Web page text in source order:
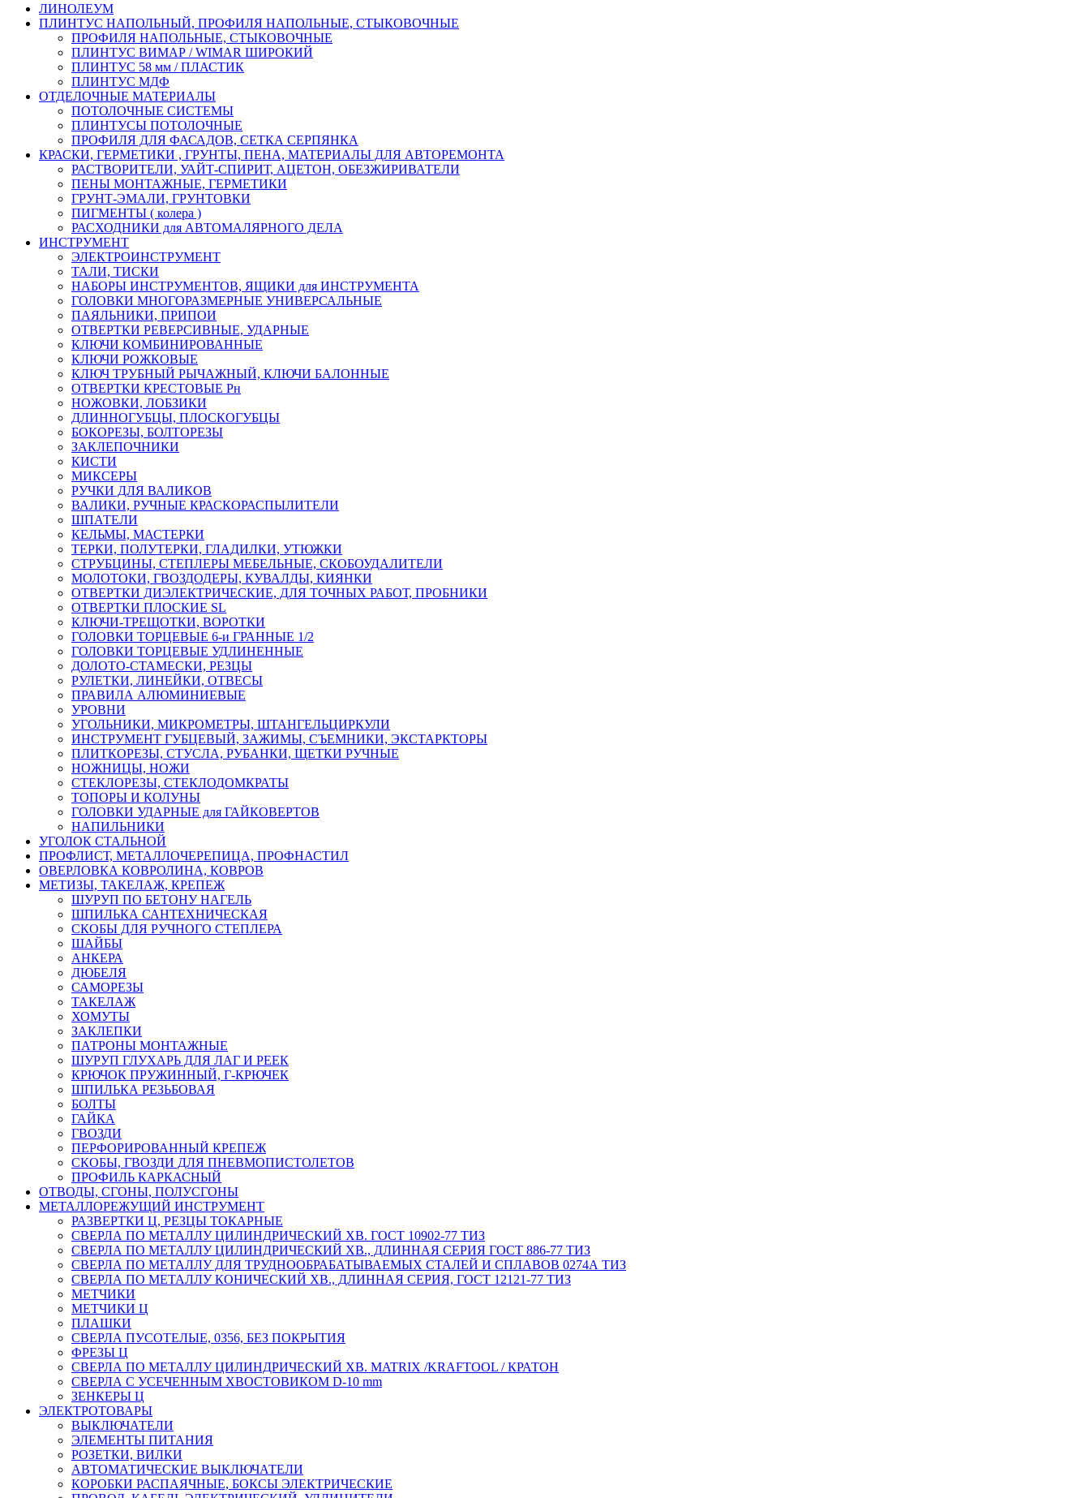
ЛИНОЛЕУМ
ПЛИНТУС НАПОЛЬНЫЙ, ПРОФИЛЯ НАПОЛЬНЫЕ, СТЫКОВОЧНЫЕ
ПРОФИЛЯ НАПОЛЬНЫЕ, СТЫКОВОЧНЫЕ
ПЛИНТУС ВИМАР / WIMAR ШИРОКИЙ
ПЛИНТУС 58 мм / ПЛАСТИК
ПЛИНТУС МДФ
ОТДЕЛОЧНЫЕ МАТЕРИАЛЫ
ПОТОЛОЧНЫЕ СИСТЕМЫ
ПЛИНТУСЫ ПОТОЛОЧНЫЕ
ПРОФИЛЯ ДЛЯ ФАСАДОВ, СЕТКА СЕРПЯНКА
КРАСКИ, ГЕРМЕТИКИ , ГРУНТЫ, ПЕНА, МАТЕРИАЛЫ ДЛЯ АВТОРЕМОНТА
РАСТВОРИТЕЛИ, УАЙТ-СПИРИТ, АЦЕТОН, ОБЕЗЖИРИВАТЕЛИ
ПЕНЫ МОНТАЖНЫЕ, ГЕРМЕТИКИ
ГРУНТ-ЭМАЛИ, ГРУНТОВКИ
ПИГМЕНТЫ ( колера )
РАСХОДНИКИ для АВТОМАЛЯРНОГО ДЕЛА
ИНСТРУМЕНТ
ЭЛЕКТРОИНСТРУМЕНТ
ТАЛИ, ТИСКИ
НАБОРЫ ИНСТРУМЕНТОВ, ЯЩИКИ для ИНСТРУМЕНТА
ГОЛОВКИ МНОГОРАЗМЕРНЫЕ УНИВЕРСАЛЬНЫЕ
ПАЯЛЬНИКИ, ПРИПОИ
ОТВЕРТКИ РЕВЕРСИВНЫЕ, УДАРНЫЕ
КЛЮЧИ КОМБИНИРОВАННЫЕ
КЛЮЧИ РОЖКОВЫЕ
КЛЮЧ ТРУБНЫЙ РЫЧАЖНЫЙ, КЛЮЧИ БАЛОННЫЕ
ОТВЕРТКИ КРЕСТОВЫЕ Рн
НОЖОВКИ, ЛОБЗИКИ
ДЛИННОГУБЦЫ, ПЛОСКОГУБЦЫ
БОКОРЕЗЫ, БОЛТОРЕЗЫ
ЗАКЛЕПОЧНИКИ
КИСТИ
МИКСЕРЫ
РУЧКИ ДЛЯ ВАЛИКОВ
ВАЛИКИ, РУЧНЫЕ КРАСКОРАСПЫЛИТЕЛИ
ШПАТЕЛИ
КЕЛЬМЫ, МАСТЕРКИ
ТЕРКИ, ПОЛУТЕРКИ, ГЛАДИЛКИ, УТЮЖКИ
СТРУБЦИНЫ, СТЕПЛЕРЫ МЕБЕЛЬНЫЕ, СКОБОУДАЛИТЕЛИ
МОЛОТОКИ, ГВОЗДОДЕРЫ, КУВАЛДЫ, КИЯНКИ
ОТВЕРТКИ ДИЭЛЕКТРИЧЕСКИЕ, ДЛЯ ТОЧНЫХ РАБОТ, ПРОБНИКИ
ОТВЕРТКИ ПЛОСКИЕ SL
КЛЮЧИ-ТРЕЩОТКИ, ВОРОТКИ
ГОЛОВКИ ТОРЦЕВЫЕ 6-и ГРАННЫЕ 1/2
ГОЛОВКИ ТОРЦЕВЫЕ УДЛИНЕННЫЕ
ДОЛОТО-СТАМЕСКИ, РЕЗЦЫ
РУЛЕТКИ, ЛИНЕЙКИ, ОТВЕСЫ
ПРАВИЛА АЛЮМИНИЕВЫЕ
УРОВНИ
УГОЛЬНИКИ, МИКРОМЕТРЫ, ШТАНГЕЛЬЦИРКУЛИ
ИНСТРУМЕНТ ГУБЦЕВЫЙ, ЗАЖИМЫ, СЪЕМНИКИ, ЭКСТАРКТОРЫ
ПЛИТКОРЕЗЫ, СТУСЛА, РУБАНКИ, ЩЕТКИ РУЧНЫЕ
НОЖНИЦЫ, НОЖИ
СТЕКЛОРЕЗЫ, СТЕКЛОДОМКРАТЫ
ТОПОРЫ И КОЛУНЫ
ГОЛОВКИ УДАРНЫЕ для ГАЙКОВЕРТОВ
НАПИЛЬНИКИ
УГОЛОК СТАЛЬНОЙ
ПРОФЛИСТ, МЕТАЛЛОЧЕРЕПИЦА, ПРОФНАСТИЛ
ОВЕРЛОВКА КОВРОЛИНА, КОВРОВ
МЕТИЗЫ, ТАКЕЛАЖ, КРЕПЕЖ
ШУРУП ПО БЕТОНУ НАГЕЛЬ
ШПИЛЬКА САНТЕХНИЧЕСКАЯ
СКОБЫ ДЛЯ РУЧНОГО СТЕПЛЕРА
ШАЙБЫ
АНКЕРА
ДЮБЕЛЯ
САМОРЕЗЫ
ТАКЕЛАЖ
ХОМУТЫ
ЗАКЛЕПКИ
ПАТРОНЫ МОНТАЖНЫЕ
ШУРУП ГЛУХАРЬ ДЛЯ ЛАГ И РЕЕК
КРЮЧОК ПРУЖИННЫЙ, Г-КРЮЧЕК
ШПИЛЬКА РЕЗЬБОВАЯ
БОЛТЫ
ГАЙКА
ГВОЗДИ
ПЕРФОРИРОВАННЫЙ КРЕПЕЖ
СКОБЫ, ГВОЗДИ ДЛЯ ПНЕВМОПИСТОЛЕТОВ
ПРОФИЛЬ КАРКАСНЫЙ
ОТВОДЫ, СГОНЫ, ПОЛУСГОНЫ
МЕТАЛЛОРЕЖУЩИЙ ИНСТРУМЕНТ
РАЗВЕРТКИ Ц, РЕЗЦЫ ТОКАРНЫЕ
СВЕРЛА ПО МЕТАЛЛУ ЦИЛИНДРИЧЕСКИЙ ХВ. ГОСТ 10902-77 ТИЗ
СВЕРЛА ПО МЕТАЛЛУ ЦИЛИНДРИЧЕСКИЙ ХВ., ДЛИННАЯ СЕРИЯ ГОСТ 886-77 ТИЗ
СВЕРЛА ПО МЕТАЛЛУ ДЛЯ ТРУДНООБРАБАТЫВАЕМЫХ СТАЛЕЙ И СПЛАВОВ 0274А ТИЗ
СВЕРЛА ПО МЕТАЛЛУ КОНИЧЕСКИЙ ХВ., ДЛИННАЯ СЕРИЯ, ГОСТ 12121-77 ТИЗ
МЕТЧИКИ
МЕТЧИКИ Ц
ПЛАШКИ
СВЕРЛА ПУСОТЕЛЫЕ, 0356, БЕЗ ПОКРЫТИЯ
ФРЕЗЫ Ц
СВЕРЛА ПО МЕТАЛЛУ ЦИЛИНДРИЧЕСКИЙ ХВ. MATRIX /KRAFTOOL / КРАТОН
СВЕРЛА С УСЕЧЕННЫМ ХВОСТОВИКОМ D-10 mm
ЗЕНКЕРЫ Ц
ЭЛЕКТРОТОВАРЫ
ВЫКЛЮЧАТЕЛИ
ЭЛЕМЕНТЫ ПИТАНИЯ
РОЗЕТКИ, ВИЛКИ
АВТОМАТИЧЕСКИЕ ВЫКЛЮЧАТЕЛИ
КОРОБКИ РАСПАЯЧНЫЕ, БОКСЫ ЭЛЕКТРИЧЕСКИЕ